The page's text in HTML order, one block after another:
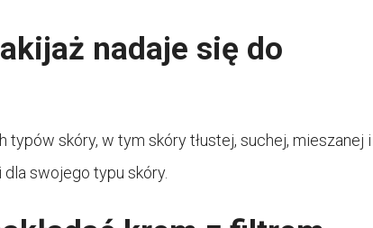
nadaje się do
skóry, w tym skóry tłustej, suchej, mieszanej i
swojego typu skóry.